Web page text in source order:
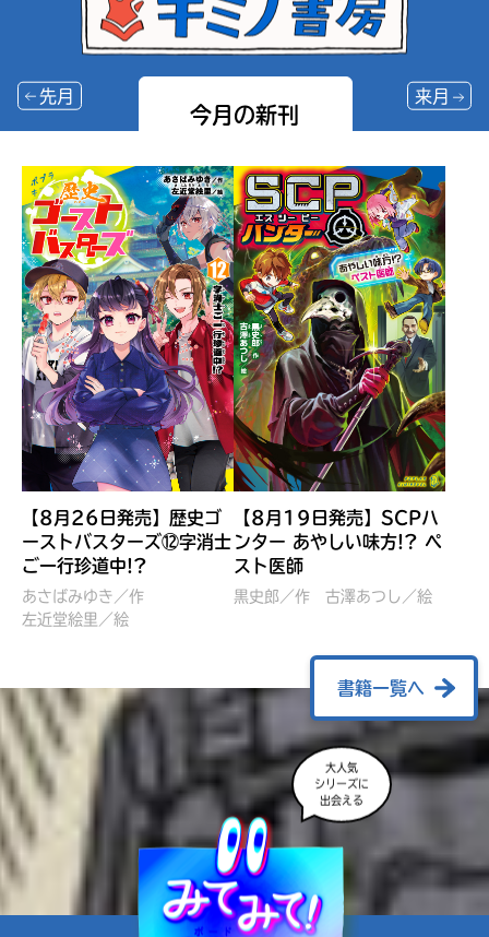
今月の新刊
先月 来月
ぼくたちのマインクラフト
冒険記 エンチャント剣
VS暴走モブ
営委員会／協力
レッツゴー！まいぜんシス
ターズ とつぜん、王様に
佐久間さのすけ／絵
【8月26日発売】歴史ゴ
ーストバスターズ⑫字消士
ご一行珍道中!?
あさばみゆき／作
左近堂絵里／絵
【8月19日発売】SCPハ
ンター あやしい味方!? ペ
スト医師
黒史郎／作 古澤あつし／絵
書籍一覧へ
大人気
シリーズに
出会える